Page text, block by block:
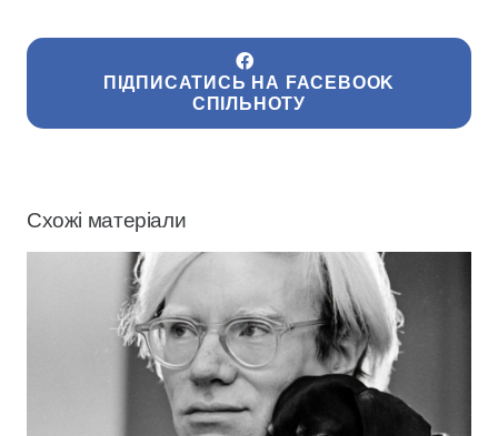
ПІДПИСАТИСЬ НА FACEBOOK
СПІЛЬНОТУ
Схожі матеріали